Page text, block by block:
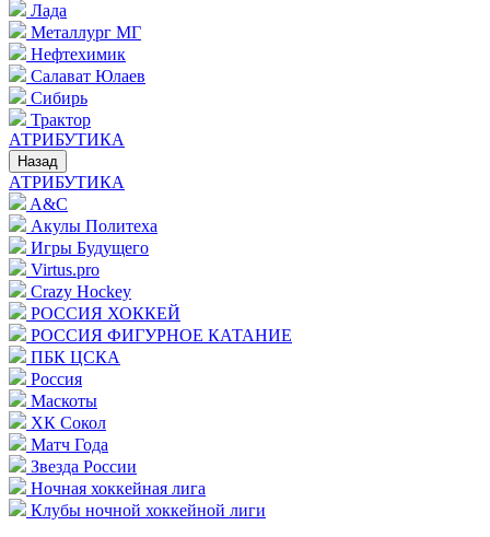
Лада
Металлург МГ
Нефтехимик
Салават Юлаев
Сибирь
Трактор
АТРИБУТИКА
Назад
АТРИБУТИКА
A&C
Акулы Политеха
Игры Будущего
Virtus.pro
Crazy Hockey
РОССИЯ ХОККЕЙ
РОССИЯ ФИГУРНОЕ КАТАНИЕ
ПБК ЦСКА
Россия
Маскоты
ХК Сокол
Матч Года
Звезда России
Ночная хоккейная лига
Клубы ночной хоккейной лиги